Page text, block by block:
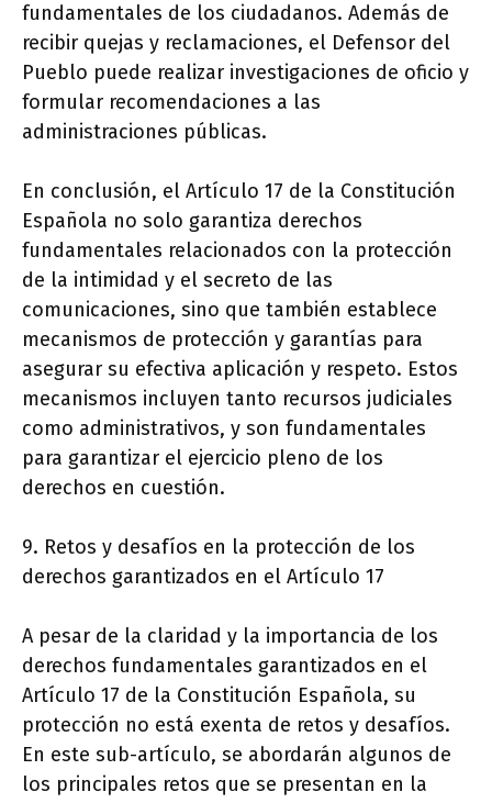
fundamentales de los ciudadanos. Además de
recibir quejas y reclamaciones, el Defensor del
Pueblo puede realizar investigaciones de oficio y
formular recomendaciones a las
administraciones públicas.
En conclusión, el Artículo 17 de la Constitución
Española no solo garantiza derechos
fundamentales relacionados con la protección
de la intimidad y el secreto de las
comunicaciones, sino que también establece
mecanismos de protección y garantías para
asegurar su efectiva aplicación y respeto. Estos
mecanismos incluyen tanto recursos judiciales
como administrativos, y son fundamentales
para garantizar el ejercicio pleno de los
derechos en cuestión.
9. Retos y desafíos en la protección de los
derechos garantizados en el Artículo 17
A pesar de la claridad y la importancia de los
derechos fundamentales garantizados en el
Artículo 17 de la Constitución Española, su
protección no está exenta de retos y desafíos.
En este sub-artículo, se abordarán algunos de
los principales retos que se presentan en la